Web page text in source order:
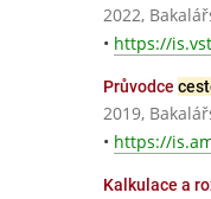
2022,
• https://
Průvodce
2019,
• https://
Kalkulace a